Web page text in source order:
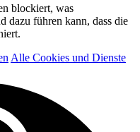
blockiert, was
dazu führen kann, dass die
Alle Cookies und Dienste